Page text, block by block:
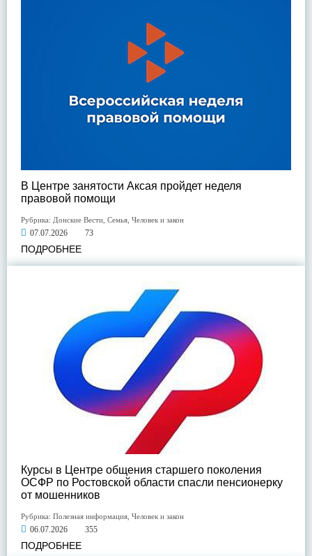
В Центре занятости Аксая пройдет неделя
правовой помощи
Рубрика: Донские Вести Семья Человек и закон
07.07.2026 73
ПОДРОБНЕЕ
Курсы в Центре общения старшего поколения
ОСФР по Ростовской области спасли пенсионерку
от мошенников
Рубрика: Полезная информация Человек и закон
06.07.2026 355
ПОДРОБНЕЕ